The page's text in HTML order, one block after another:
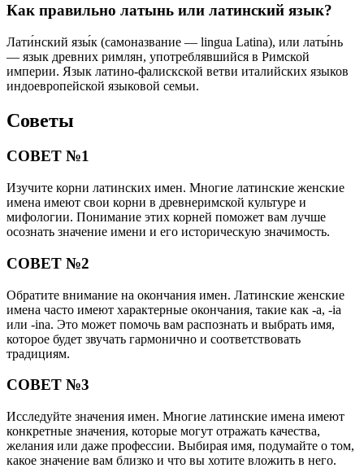
Как правильно латынь или латинский язык?
Лати́нский язы́к (самоназвание — lingua Latina), или латы́нь
— язык древних римлян, употреблявшийся в Римской
империи. Язык латино-фалискской ветви италийских языков
индоевропейской языковой семьи.
Советы
СОВЕТ №1
Изучите корни латинских имен. Многие латинские женские
имена имеют свои корни в древнеримской культуре и
мифологии. Понимание этих корней поможет вам лучше
осознать значение имени и его историческую значимость.
СОВЕТ №2
Обратите внимание на окончания имен. Латинские женские
имена часто имеют характерные окончания, такие как -a, -ia
или -ina. Это может помочь вам распознать и выбрать имя,
которое будет звучать гармонично и соответствовать
традициям.
СОВЕТ №3
Исследуйте значения имен. Многие латинские имена имеют
конкретные значения, которые могут отражать качества,
желания или даже профессии. Выбирая имя, подумайте о том,
какое значение вам близко и что вы хотите вложить в него.